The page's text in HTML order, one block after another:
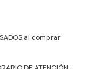
al comprar